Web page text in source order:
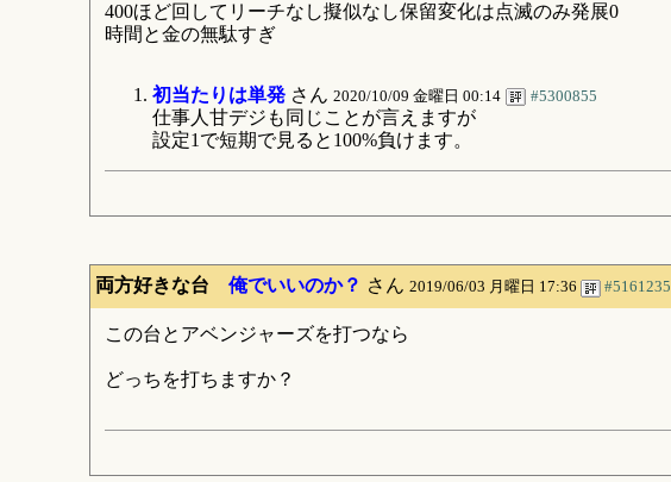
400ほど回してリーチなし擬似なし保留変化は点滅のみ発展0
時間と金の無駄すぎ
初当たりは単発さん 2020/10/09 金曜日 00:14 #5300855
仕事人甘デジも同じことが言えますが
設定1で短期で見ると100%負けます。
両方好きな台 俺でいいのか？ さん 2019/06/03 月曜日 17:36 #5161235
この台とアベンジャーズを打つなら
どっちを打ちますか？